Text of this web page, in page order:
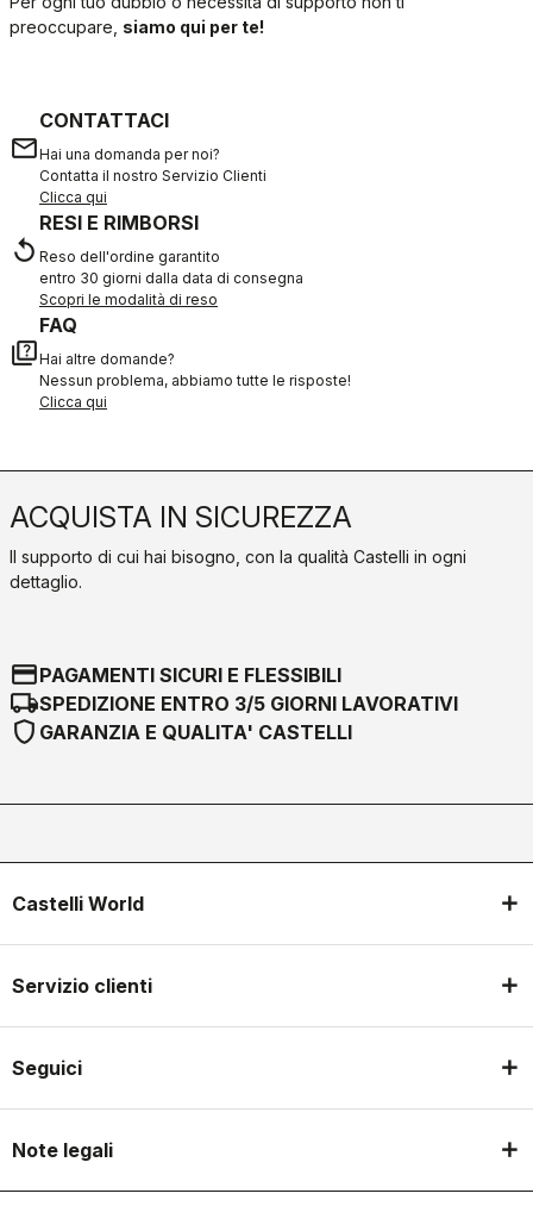
preoccupare, siamo qui per te!
email
CONTATTACI
Hai una domanda per noi?
Contatta il nostro Servizio Clienti
Clicca qui
replay
RESI E RIMBORSI
Reso dell'ordine garantito
entro 30 giorni dalla data di consegna
Scopri le modalità di reso
quiz
FAQ
Hai altre domande?
Nessun problema, abbiamo tutte le risposte!
Clicca qui
ACQUISTA IN SICUREZZA
Il supporto di cui hai bisogno, con la qualità Castelli in ogni
dettaglio.
credit_cardPAGAMENTI SICURI E FLESSIBILI
local_shippingSPEDIZIONE ENTRO 3/5 GIORNI LAVORATIVI
shield GARANZIA E QUALITA' CASTELLI
Castelli World
Servizio clienti
Seguici
Note legali